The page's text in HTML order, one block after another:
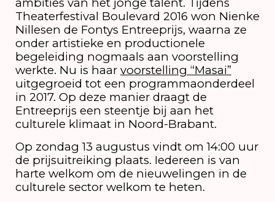
Theaterfestival Boulevard 2016 won Nienke
Nillesen de Fontys Entreeprijs, waarna ze
onder artistieke en productionele
begeleiding nogmaals aan voorstelling
werkte. Nu is haar voorstelling “Masai”
uitgegroeid tot een programmaonderdeel
in 2017. Op deze manier draagt de
Entreeprijs een steentje bij aan het
culturele klimaat in Noord-Brabant.
Op zondag 13 augustus vindt om 14:00 uur
de prijsuitreiking plaats. Iedereen is van
harte welkom om de nieuwelingen in de
culturele sector welkom te heten.